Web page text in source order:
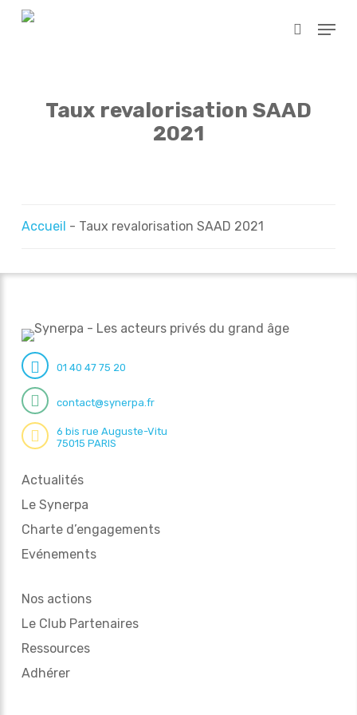
Skip
search
Menu
Taux revalorisation SAAD
2021
Accueil - Taux revalorisation SAAD 2021
01 40 47 75 20
contact@synerpa.fr
6 bis rue Auguste-Vitu
75015 PARIS
Actualités
Le Synerpa
Charte d’engagements
Evénements
Nos actions
Le Club Partenaires
Ressources
Adhérer